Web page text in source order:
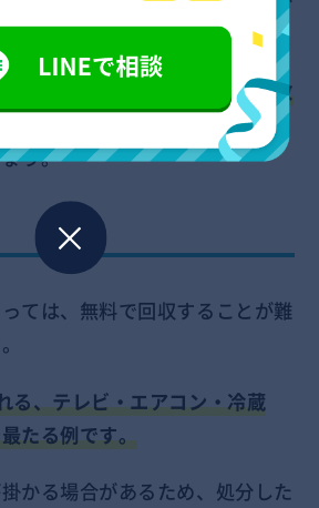
トラックの台数や作業員の人数
遺品の量がポイントとなること
う。
ては、無料で回収することが難
る、テレビ・エアコン・冷蔵
たる例です。
かる場合があるため、処分した